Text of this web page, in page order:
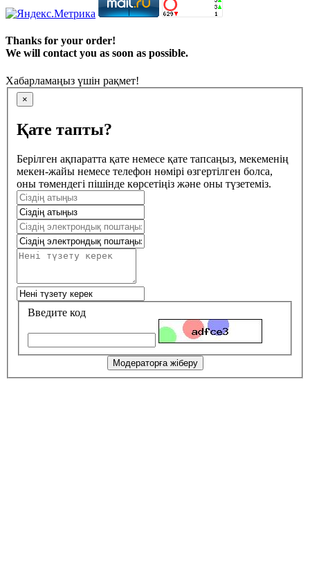
Thanks for your order!
We will contact you as soon as possible.
Хабарламаңыз үшін рақмет!
×
Қате тапты?
Берілген ақпаратта қате немесе қате тапсаңыз, мекеменің
мекен-жайы немесе телефон нөмірі өзгертілген болса,
оны төмендегі пішінде көрсетіңіз және оны түзетеміз.
Введите код
Модераторға жіберу